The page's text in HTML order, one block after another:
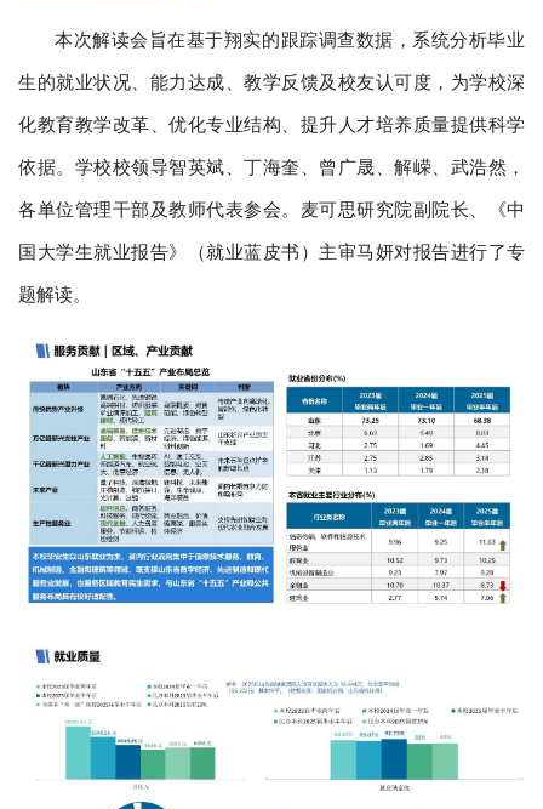
本次解读会旨在基于翔实的跟踪调查数据，系统分析毕业
生的就业状况、能力达成、教学反馈及校友认可度，为学校深
化教育教学改革、优化专业结构、提升人才培养质量提供科学
依据。学校校领导智英斌、丁海奎、曾广晟、解嵘、武浩然，
各单位管理干部及教师代表参会。麦可思研究院副院长、《中
国大学生就业报告》（就业蓝皮书）主审马妍对报告进行了专
题解读。